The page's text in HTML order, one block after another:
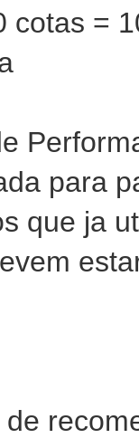
cotas =
para
que ja